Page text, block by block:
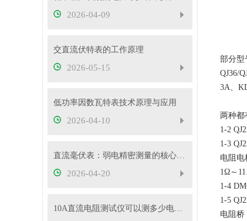
2026-04-09
交直流伏特表的工作原理
2026-05-15
低功率因数瓦特表技术原理与应用
2026-04-10
直流毫伏表：弱电精密测量的核心工具
2026-04-20
10A直流电阻测试仪可以测多少电压的变压器？
部分型
QJ36/
3A、
两种都
1-2
1-3
电阻电
1Ω～
1-4
1-5
电阻桥